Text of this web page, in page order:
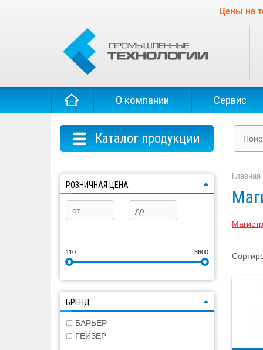
Цены на
О компании Сервис
Каталог продукции
РОЗНИЧНАЯ ЦЕНА
110 3600
БРЕНД
БАРЬЕР
ГЕЙЗЕР
Главная